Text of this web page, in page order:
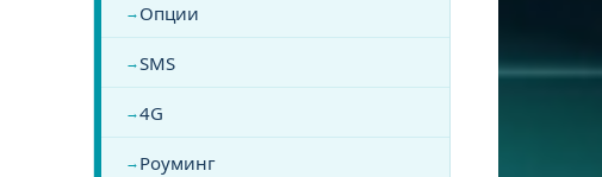
Опции
SMS
4G
Роуминг